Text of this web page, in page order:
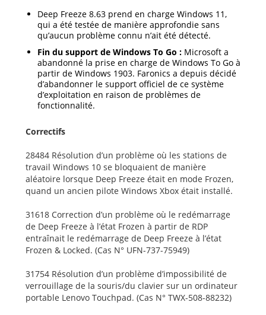
Deep Freeze 8.63 prend en charge Windows 11,
qui a été testée de manière approfondie sans
qu’aucun problème connu n’ait été détecté.
Fin du support de Windows To Go : Microsoft a
abandonné la prise en charge de Windows To Go à
partir de Windows 1903. Faronics a depuis décidé
d’abandonner le support officiel de ce système
d’exploitation en raison de problèmes de
fonctionnalité.
Correctifs
28484 Résolution d’un problème où les stations de
travail Windows 10 se bloquaient de manière
aléatoire lorsque Deep Freeze était en mode Frozen,
quand un ancien pilote Windows Xbox était installé.
31618 Correction d’un problème où le redémarrage
de Deep Freeze à l’état Frozen à partir de RDP
entraînait le redémarrage de Deep Freeze à l’état
Frozen & Locked. (Cas N° UFN-737-75949)
31754 Résolution d’un problème d’impossibilité de
verrouillage de la souris/du clavier sur un ordinateur
portable Lenovo Touchpad. (Cas N° TWX-508-88232)